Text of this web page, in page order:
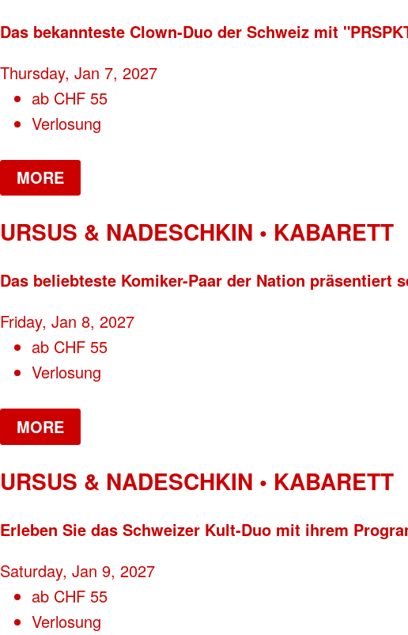
Das bekannteste Clown-Duo der Schweiz mit
Thursday, Jan 7, 2027
ab CHF 55
Verlosung
MORE
URSUS & NADESCHKIN • KABARETT
Das beliebteste Komiker-Paar der Nation präsentiert
Friday, Jan 8, 2027
ab CHF 55
Verlosung
MORE
URSUS & NADESCHKIN • KABARETT
Erleben Sie das Schweizer Kult-Duo mit ihrem
Saturday, Jan 9, 2027
ab CHF 55
Verlosung